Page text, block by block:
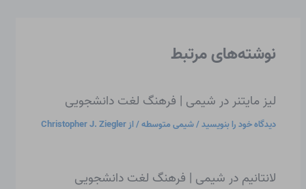
نوشته‌های مرتبط
لیز مایتنر در شیمی | فرهنگ لغت دانشجویی
دیدگاه‌ خود را بنویسید/شیمی متوسطه/ ازChristopher J. Ziegler
لانتانیم در شیمی | فرهنگ لغت دانشجویی